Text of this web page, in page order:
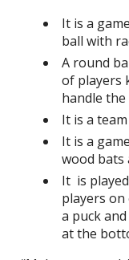
It is a
ball with
A round
of players
handle
It is a
It is a
wood bats
It is
players on
a puck
at the